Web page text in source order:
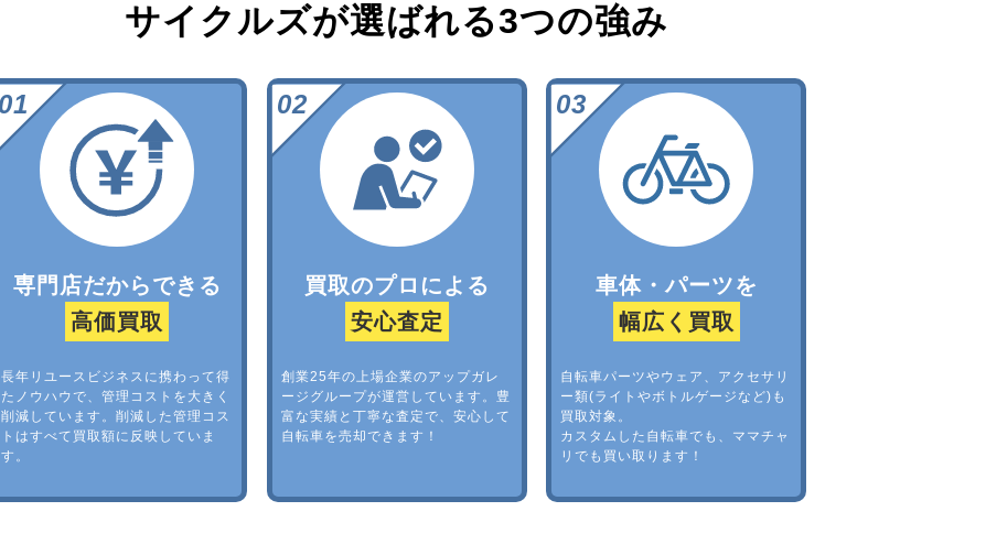
サイクルズが選ばれる3つの強み
専門店だからできる
高価買取
長年リユースビジネスに携わって得
たノウハウで、管理コストを大きく
削減しています。削減した管理コス
トはすべて買取額に反映していま
す。
買取のプロによる
安心査定
創業25年の上場企業のアップガレ
ージグループが運営しています。豊
富な実績と丁寧な査定で、安心して
自転車を売却できます！
車体・パーツを
幅広く買取
自転車パーツやウェア、アクセサリ
ー類(ライトやボトルゲージなど)も
買取対象。
カスタムした自転車でも、ママチャ
リでも買い取ります！